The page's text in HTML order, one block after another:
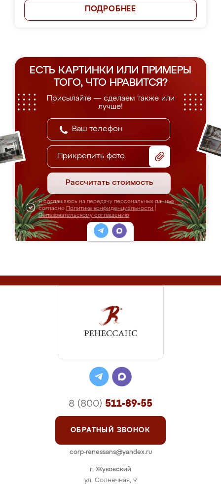
ПОДРОБНЕЕ
ЕСТЬ КАРТИНКИ ИЛИ ПРИМЕРЫ
ТОГО, ЧТО НРАВИТСЯ?
Присылайте — сделаем также или
лучше!
Прикрепить фото
Рассчитать стоимость
Я соглашаюсь на передачу персональных данных
согласно Политике конфиденциальности
Пользовательскому соглашению
г. Жуковский
ул. Солнечная, 9
8 (800) 511-89-55
ОБРАТНЫЙ ЗВОНОК
corp-renessans@yandex.ru